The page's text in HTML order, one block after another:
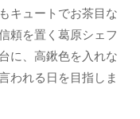
キュートでお茶目な
頼を置く葛原シェフ
に、高鍬色を入れな
われる日を目指しま